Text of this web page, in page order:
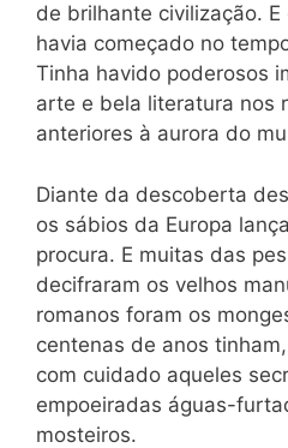
de brilhante civilização.
havia começado no
Tinha havido poderosos
arte e bela literatura nos
anteriores à aurora do
Diante da descoberta
os sábios da Europa
procura. E muitas das
decifraram os velhos
romanos foram os
centenas de anos
com cuidado aqueles
empoeiradas águas-
mosteiros.